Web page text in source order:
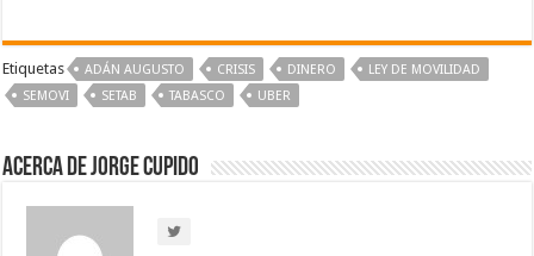
Etiquetas ADÁN AUGUSTO CRISIS DINERO
LEY DE MOVILIDAD
SEMOVI
SETAB TABASCO UBER
Acerca de Jorge Cupido